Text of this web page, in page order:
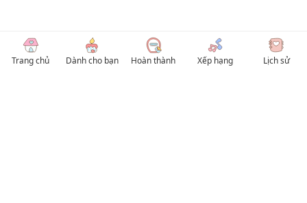
Trang chủ Dành cho bạn Hoàn thành Xếp hạng Lịch sử